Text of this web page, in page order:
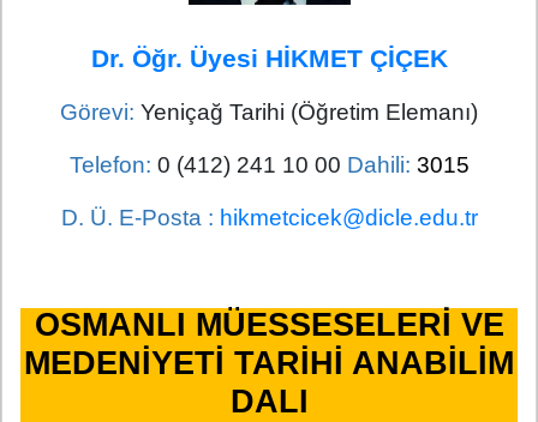
Dr. Öğr. Üyesi HİKMET ÇİÇEK
Görevi: Yeniçağ Tarihi (Öğretim Elemanı)
Telefon: 0 (412) 241 10 00 Dahili: 3015
D. Ü. E-Posta : hikmetcicek@dicle.edu.tr
OSMANLI MÜESSESELERİ VE
MEDENİYETİ TARİHİ ANABİLİM
DALI